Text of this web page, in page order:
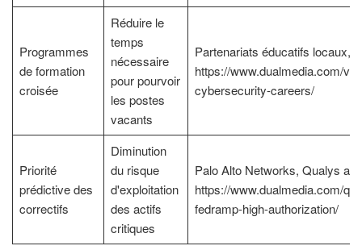
Programmes
de formation
croisée
Réduire le
temps
nécessaire
pour pourvoir
les postes
vacants
Partenariats éducatifs locaux,
https://www.dualmedia.com/
cybersecurity-careers/
Priorité
prédictive des
correctifs
Diminution
du risque
d'exploitation
des actifs
critiques
Palo Alto Networks, Qualys
https://www.dualmedia.com/
fedramp-high-authorization/